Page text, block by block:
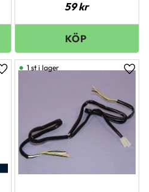
59kr
Lägg till i favoriter
1 st i lager